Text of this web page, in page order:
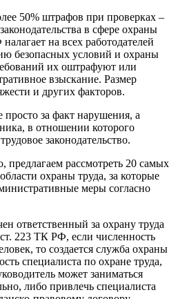
50% штрафов при проверках –
в сфере охраны
на всех работодателей
безопасных условий и охраны
их оштрафуют или
взыскание. Размер
и других факторов.
за факт нарушения, а
в отношении которого
законодательство.
предлагаем рассмотреть 20 самых
охраны труда, за которые
меры согласно
ответственный за охрану труда
223 ТК РФ, если численность
то создается служба охраны
специалиста по охране труда,
может заниматься
либо привлечь специалиста